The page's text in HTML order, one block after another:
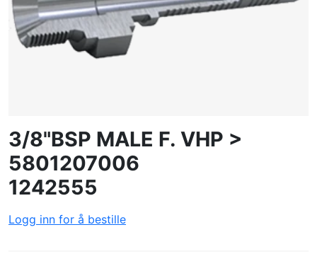
LOGG INN
OPPRETTE PROFIL
3/8"BSP MALE F. VHP >
5801207006
1242555
Logg inn for å bestille